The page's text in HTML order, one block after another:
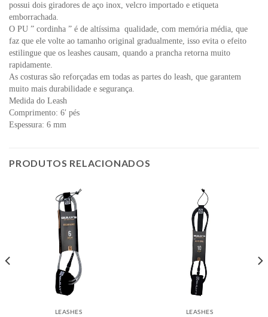
possui dois giradores de aço inox, velcro importado e etiqueta
emborrachada.
O PU ” cordinha ” é de altíssima qualidade, com memória média, que
faz que ele volte ao tamanho original gradualmente, isso evita o efeito
estilingue que os leashes causam, quando a prancha retorna muito
rapidamente.
As costuras são reforçadas em todas as partes do leash, que garantem
muito mais durabilidade e segurança.
Medida do Leash
Comprimento: 6′ pés
Espessura: 6 mm
PRODUTOS RELACIONADOS
LEASHES LEASHES